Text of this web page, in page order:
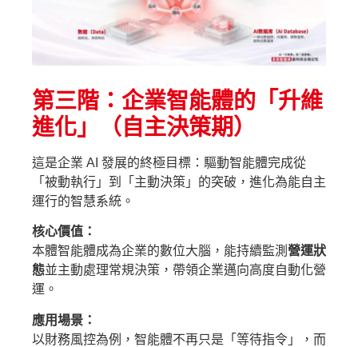
第三階：企業智能體的「升維
進化」（自主決策期）
這是企業 AI 發展的終極目標：驅動智能體完成從
「被動執行」到「主動決策」的突破，進化為能自主
運行的智慧系統。
核心價值：
本體智能體成為企業的數位大腦，能持續監測 營運狀
態並主動處理常規決策，帶領企業邁向高度自動化營
運。
應用場景：
以財務風控為例，智能體不再只是「等待指令」，而